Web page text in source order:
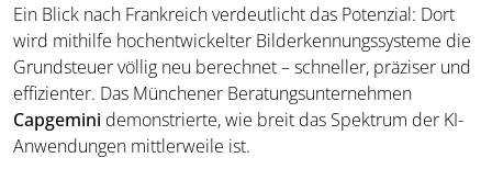
Ein Blick nach Frankreich verdeutlicht das Potenzial: Dort
wird mithilfe hochentwickelter Bilderkennungssysteme die
Grundsteuer völlig neu berechnet – schneller, präziser und
effizienter. Das Münchener Beratungsunternehmen
Capgemini demonstrierte, wie breit das Spektrum der KI-
Anwendungen mittlerweile ist.